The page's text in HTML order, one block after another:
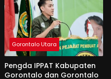
Gorontalo Utara
Pengda IPPAT Kabupaten
Gorontalo dan Gorontalo